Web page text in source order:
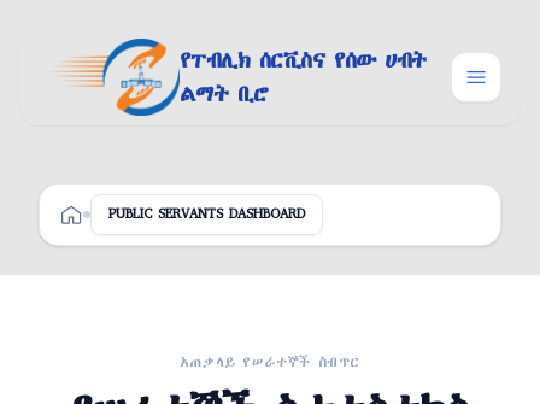
የፐብሊክ ሰርቪስና የሰው ሀብት
ልማት ቢሮ
ዋና ገፅ PUBLIC SERVANTS DASHBOARD
አጠቃላይ የሠራተኞች ስብጥር